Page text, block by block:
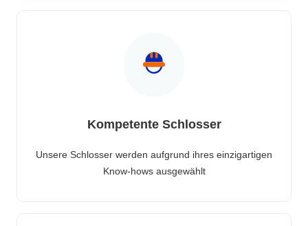
Kompetente Schlosser
Unsere Schlosser werden aufgrund ihres einzigartigen
Know-hows ausgewählt